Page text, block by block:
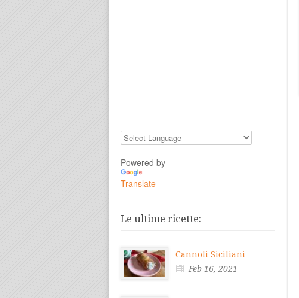
Powered by
Translate
Le ultime ricette:
Cannoli Siciliani
Feb 16, 2021